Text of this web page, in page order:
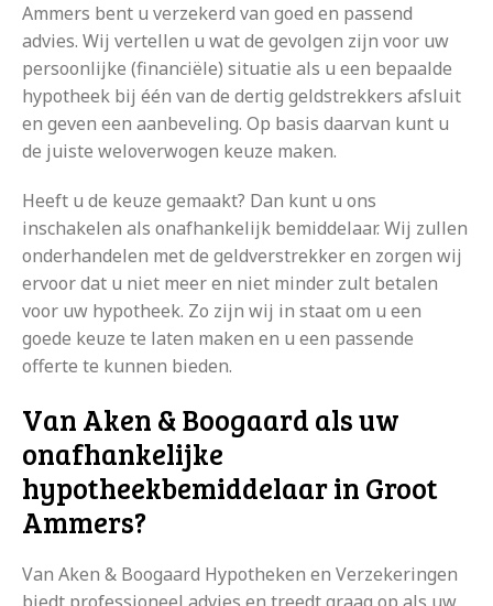
Ammers bent u verzekerd van goed en passend
advies. Wij vertellen u wat de gevolgen zijn voor uw
persoonlijke (financiële) situatie als u een bepaalde
hypotheek bij één van de dertig geldstrekkers afsluit
en geven een aanbeveling. Op basis daarvan kunt u
de juiste weloverwogen keuze maken.
Heeft u de keuze gemaakt? Dan kunt u ons
inschakelen als onafhankelijk bemiddelaar. Wij zullen
onderhandelen met de geldverstrekker en zorgen wij
ervoor dat u niet meer en niet minder zult betalen
voor uw hypotheek. Zo zijn wij in staat om u een
goede keuze te laten maken en u een passende
offerte te kunnen bieden.
Van Aken & Boogaard als uw
onafhankelijke
hypotheekbemiddelaar in Groot
Ammers?
Van Aken & Boogaard Hypotheken en Verzekeringen